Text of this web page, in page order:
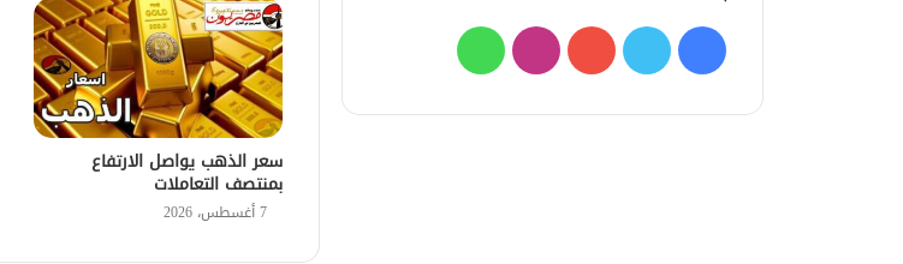
سعر الذهب يواصل الارتفاع
بمنتصف التعاملات
7 أغسطس، 2026
فيسبوك
تويتر يوتيوبانستقرامواتساب